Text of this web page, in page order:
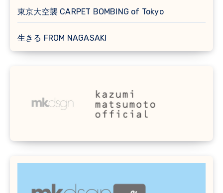
東京大空襲 CARPET BOMBING of Tokyo
生きる FROM NAGASAKI